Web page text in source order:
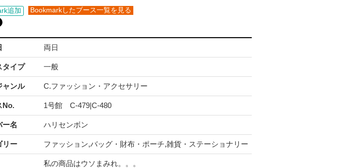
追加 Bookmarkしたブース一覧を見る
両日
タイプ 一般
ャンル C.ファッション・アクセサリー
No. 1号館 C-479|C-480
ー名 ハリセンボン
リー ファッション,バッグ・財布・ポーチ,雑貨・ステーショナリー
私の商品はウソまみれ。。。